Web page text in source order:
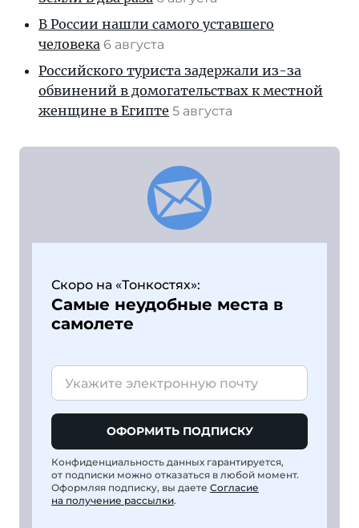
В России нашли самого уставшего
человека 6 августа
Российского туриста задержали из-за
обвинений в домогательствах к местной
женщине в Египте 5 августа
Скоро на «Тонкостях»:
Самые неудобные места в
самолете
ОФОРМИТЬ ПОДПИСКУ
Конфиденциальность данных гарантируется,
от подписки можно отказаться в любой момент.
Оформляя подписку, вы даете Согласие
на получение рассылки.